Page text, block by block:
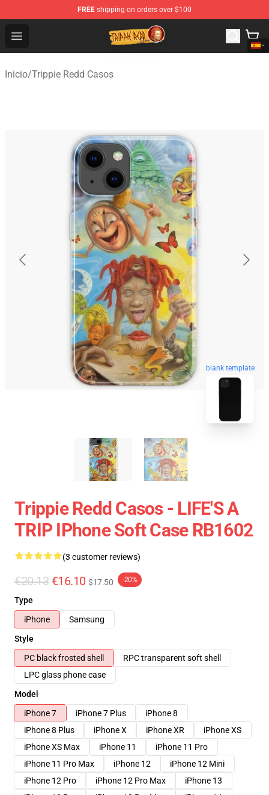
FREE shipping on orders over $100
Open menu
Trippie Redd Store - Official Trippie Redd Merchandise
Inicio/Trippie Redd Casos
blank template
Trippie Redd Casos - LIFE'S A
TRIP IPhone Soft Case RB1602
(3 customer reviews)
€20.13 €16.10 $17.50 -20%
Type
iPhone
Samsung
Style
PC black frosted shell
RPC transparent soft shell
LPC glass phone case
Model
iPhone 7
iPhone 7 Plus
iPhone 8
iPhone 8 Plus
iPhone X iPhone XR
iPhone XS
iPhone XS Max
iPhone 11
iPhone 11 Pro
iPhone 11 Pro Max
iPhone 12
iPhone 12 Mini
iPhone 12 Pro
iPhone 12 Pro Max
iPhone 13